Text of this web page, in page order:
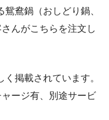
鴦鍋（おしどり鍋、
んがこちらを注文し
掲載されています。
ージ有、別途サービ